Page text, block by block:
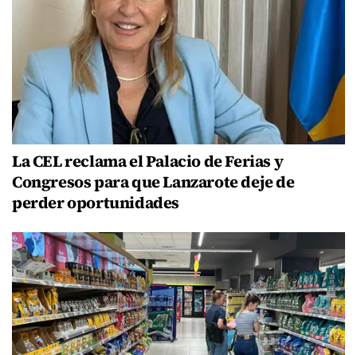
La CEL reclama el Palacio de Ferias y
Congresos para que Lanzarote deje de
perder oportunidades